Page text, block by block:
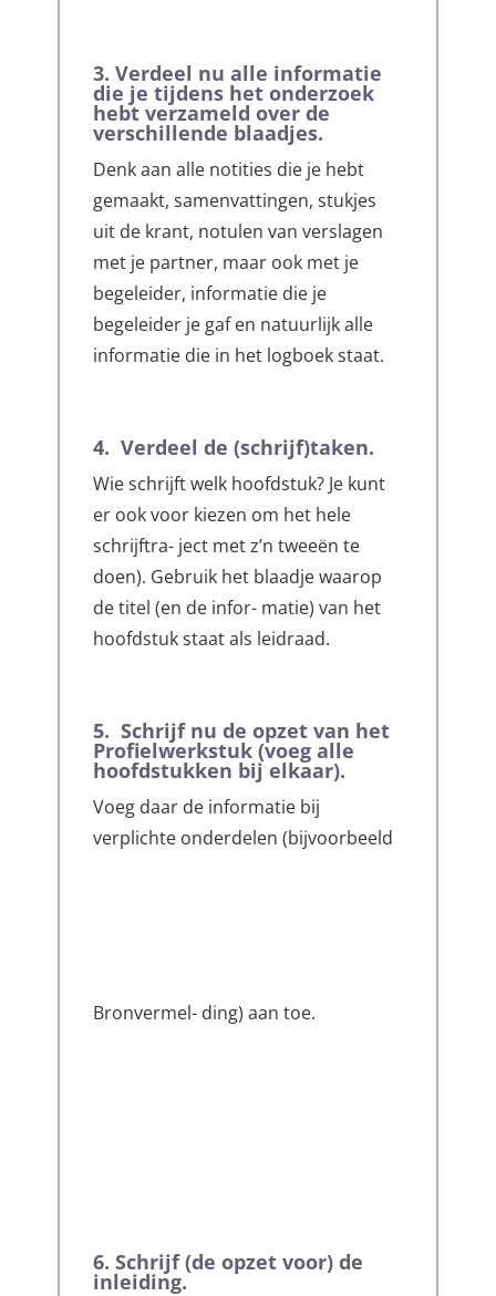
3. Verdeel nu alle informatie
die je tijdens het onderzoek
hebt verzameld over de
verschillende blaadjes.
Denk aan alle notities die je hebt
gemaakt, samenvattingen, stukjes
uit de krant, notulen van verslagen
met je partner, maar ook met je
begeleider, informatie die je
begeleider je gaf en natuurlijk alle
informatie die in het logboek staat.
4. Verdeel de (schrijf)taken.
Wie schrijft welk hoofdstuk? Je kunt
er ook voor kiezen om het hele
schrijftra- ject met z’n tweeën te
doen). Gebruik het blaadje waarop
de titel (en de infor- matie) van het
hoofdstuk staat als leidraad.
5. Schrijf nu de opzet van het
Profielwerkstuk (voeg alle
hoofdstukken bij elkaar).
Voeg daar de informatie bij
verplichte onderdelen (bijvoorbeeld
Bronvermel- ding) aan toe.
6. Schrijf (de opzet voor) de
inleiding.